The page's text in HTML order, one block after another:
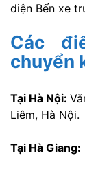
diện Bến xe
Các
chuyển
Tại Hà Nội:
Liêm, Hà Nội.
Tại Hà Giang: